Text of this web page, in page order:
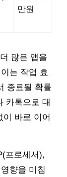
만원
많은 앱을
는 작업 효
종료될 확률
카톡으로 대
바로 이어
프로세서),
향을 미칩